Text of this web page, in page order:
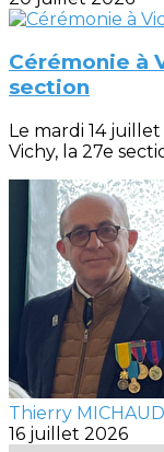
Cérémonie à
section
Le mardi 14
Vichy, la 27e
Thierry MICHAUD
16 juillet 2026